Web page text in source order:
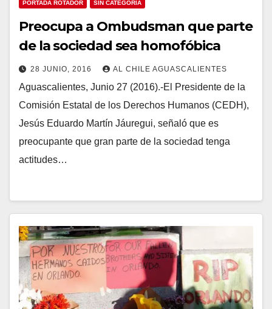
PORTADA ROTADOR SIN CATEGORÍA
Preocupa a Ombudsman que parte
de la sociedad sea homofóbica
28 JUNIO, 2016 AL CHILE AGUASCALIENTES
Aguascalientes, Junio 27 (2016).-El Presidente de la
Comisión Estatal de los Derechos Humanos (CEDH),
Jesús Eduardo Martín Jáuregui, señaló que es
preocupante que gran parte de la sociedad tenga
actitudes…